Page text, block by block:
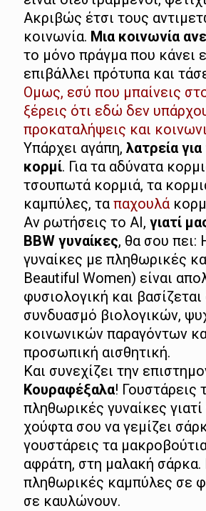
Ακριβώς έτσι τους
κοινωνία. Μια κοινωνία
το μόνο πράγμα που κάνει
επιβάλλει πρότυπα και
Ομως, εσύ που μπαίνεις
ξέρεις ότι εδώ δεν
προκαταλήψεις και
Υπάρχει αγάπη, λατρεία
κορμί. Για τα αδύνατα
τσουπωτά κορμιά, τα
καμπύλες, τα παχουλά
Αν ρωτήσεις το AI, γιατί
BBW γυναίκες, θα σου πει:
γυναίκες με πληθωρικές
Beautiful Women) είναι
φυσιολογική και
συνδυασμό βιολογικών,
κοινωνικών παραγόντων
προσωπική αισθητική.
Και συνεχίζει την
Κουραφέξαλα! Γουστάρεις
πληθωρικές γυναίκες
χούφτα σου να γεμίζει
γουστάρεις τα
αφράτη, στη μαλακή σάρκα.
πληθωρικές καμπύλες σε
σε καυλώνουν.